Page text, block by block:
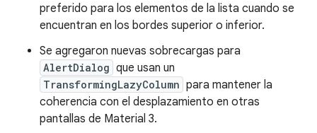
preferido para los elementos de la lista cuando se
encuentran en los bordes superior o inferior.
Se agregaron nuevas sobrecargas para
AlertDialog que usan un
TransformingLazyColumn para mantener la
coherencia con el desplazamiento en otras
pantallas de Material 3.